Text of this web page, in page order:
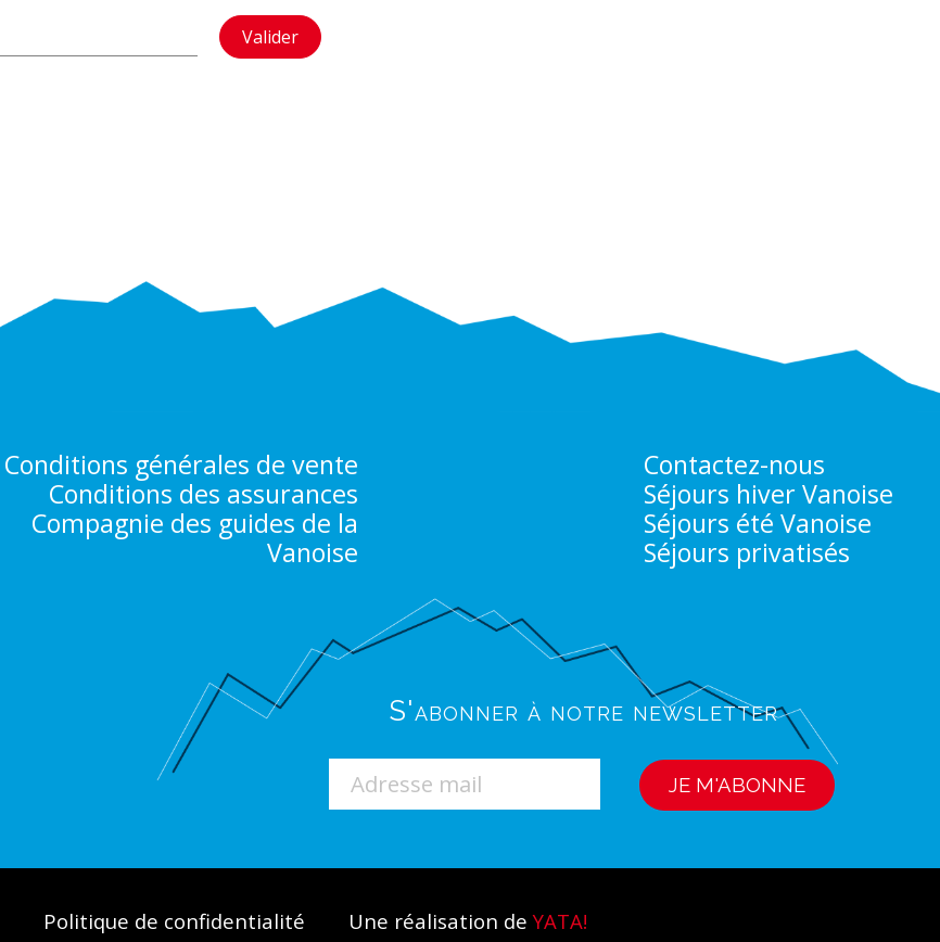
Valider
Conditions générales de vente
Conditions des assurances
Compagnie des guides de la
Vanoise
Contactez-nous
Séjours hiver Vanoise
Séjours été Vanoise
Séjours privatisés
S'abonner à notre newsletter
Politique de confidentialité Une réalisation deYATA!